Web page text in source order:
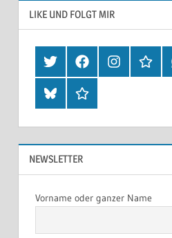
LIKE UND FOLGT MIR
TwitterFacebookInstagram
BlueskyThreads
NEWSLETTER
Vorname oder ganzer Name